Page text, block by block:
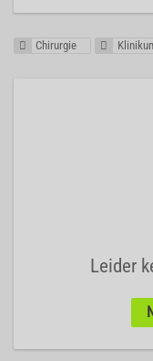
Chirurgie
Leider